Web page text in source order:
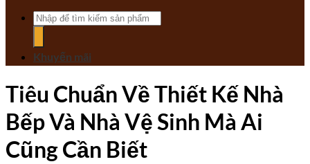
Tìm
kiếm:
Khuyến mãi
Tiêu Chuẩn Về Thiết Kế Nhà
Bếp Và Nhà Vệ Sinh Mà Ai
Cũng Cần Biết